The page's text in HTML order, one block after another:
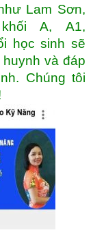
Lam Sơn,
A, A1,
học sinh sẽ
và đáp
Chúng tôi